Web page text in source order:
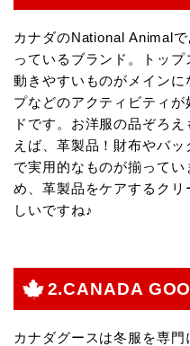
カナダのNational Animal
っているブランド。トッ
動きやすいものがメイン
プなどのアクティビティ
ドです。お洋服の品ぞろ
えば、革製品！財布やバ
で実用的なものが揃って
め、革製品をケアするク
しいですね♪
2.CANADA
カナダグースは冬服を専